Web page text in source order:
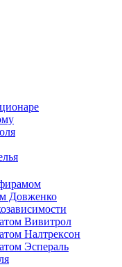
Довженко
Вивитрол
Налтрексон
Эспераль